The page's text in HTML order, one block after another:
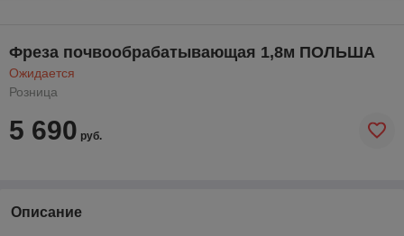
Фреза почвообрабатывающая 1,8м ПОЛЬША
Ожидается
Розница
5 690 руб.
Описание